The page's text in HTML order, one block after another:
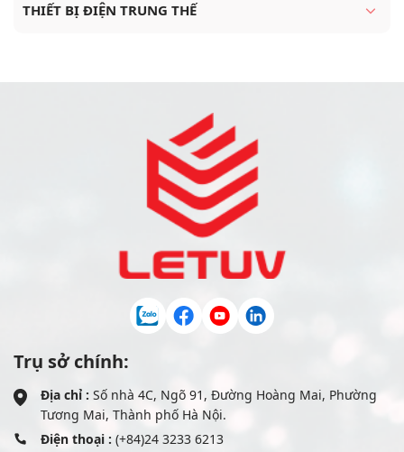
THIẾT BỊ ĐIỆN TRUNG THẾ
Trụ sở chính:
Địa chỉ : Số nhà 4C, Ngõ 91, Đường Hoàng Mai, Phường
Tương Mai, Thành phố Hà Nội.
Điện thoại : (+84)24 3233 6213